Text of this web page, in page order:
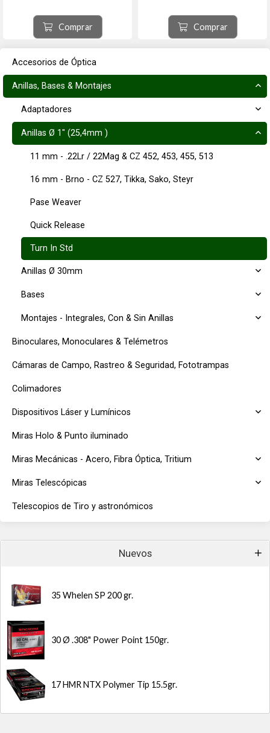
Accesorios de Óptica
Anillas, Bases & Montajes
Adaptadores
Anillas Ø 1" (25,4mm )
11 mm - .22Lr / 22Mag & CZ 452, 453, 455, 513
16 mm - Brno - CZ 527, Tikka, Sako, Steyr
Pase Weaver
Quick Release
Turn In Std
Anillas Ø 30mm
Bases
Montajes - Integrales, Con & Sin Anillas
Binoculares, Monoculares & Telémetros
Cámaras de Campo, Rastreo & Seguridad, Fototrampas
Colimadores
Dispositivos Láser y Lumínicos
Miras Holo & Punto iluminado
Miras Mecánicas - Acero, Fibra Óptica, Tritium
Miras Telescópicas
Telescopios de Tiro y astronómicos
Nuevos
35 Whelen SP 200 gr.
30 Ø .308" Power Point 150gr.
17 HMR NTX Polymer Tip 15.5gr.
Comprar Comprar